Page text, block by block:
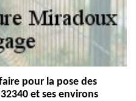
pour la pose des
et ses environs